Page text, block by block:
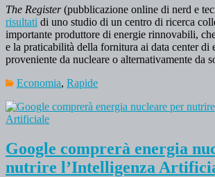
The Register(pubblicazione online di nerd e
risultati di uno studio di un centro di ricerca
importante produttore di energie rinnovabili,
e la praticabilità della fornitura ai data center di
proveniente da nucleare o alternativamente da
Economia, Rapide
Google comprerà energia
nutrire l’Intelligenza